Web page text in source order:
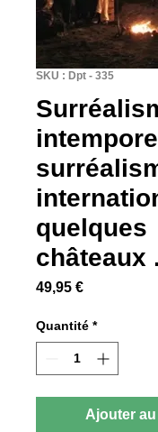
SKU : Dpt - 335
quelques
châteaux
49,95 €Prix
Quantité *
Ajouter